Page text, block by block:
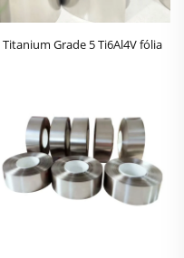
Titanium Grade 5 Ti6Al4V fólia